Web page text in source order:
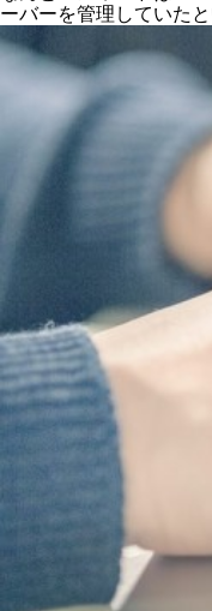
ーバーを管理していたと